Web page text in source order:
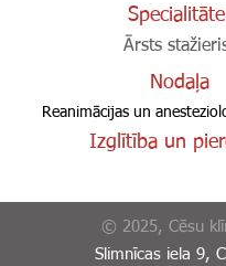
Specialitāte
Ārsts
Nodaļa
Reanimācijas un
Izglītība un
© 2025, Cēsu
Slimnīcas iela 9,